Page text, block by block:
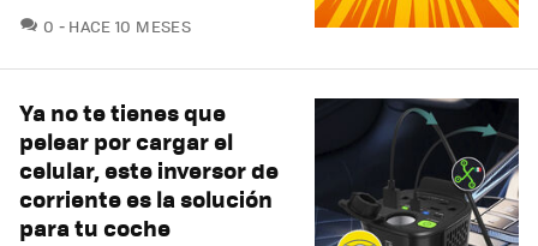
0 COMENTARIOS
HACE 10 MESES
Ya no te tienes que
pelear por cargar el
celular, este inversor de
corriente es la solución
para tu coche